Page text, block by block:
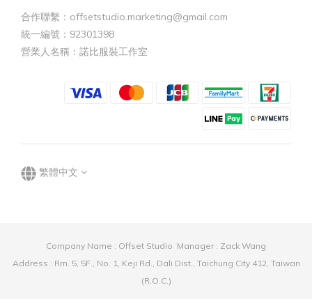
合作聯繫：offsetstudio.marketing@gmail.com
統一編號：92301398
營業人名稱：諾比服裝工作室
繁體中文
Company Name : Offset Studio Manager : Zack Wang
Address : Rm. 5, 5F., No. 1, Keji Rd., Dali Dist., Taichung City 412, Taiwan
(R.O.C.)